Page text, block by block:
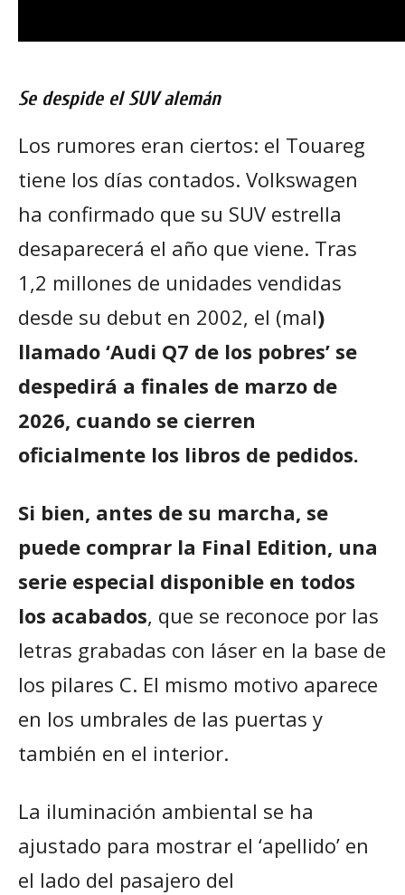
Se despide el SUV alemán
Los rumores eran ciertos: el Touareg
tiene los días contados. Volkswagen
ha confirmado que su SUV estrella
desaparecerá el año que viene. Tras
1,2 millones de unidades vendidas
desde su debut en 2002, el (mal)
llamado ‘Audi Q7 de los pobres’ se
despedirá a finales de marzo de
2026, cuando se cierren
oficialmente los libros de pedidos.
Si bien, antes de su marcha, se
puede comprar la Final Edition, una
serie especial disponible en todos
los acabados, que se reconoce por las
letras grabadas con láser en la base de
los pilares C. El mismo motivo aparece
en los umbrales de las puertas y
también en el interior.
La iluminación ambiental se ha
ajustado para mostrar el ‘apellido’ en
el lado del pasajero del